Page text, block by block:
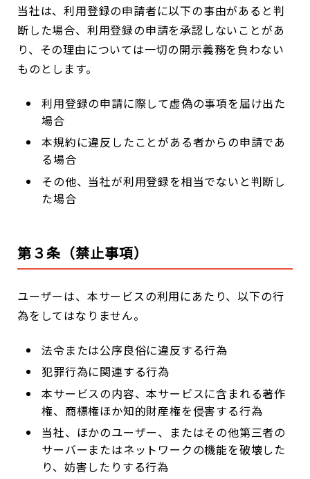
当社は、利用登録の申請者に以下の事由があると判
断した場合、利用登録の申請を承認しないことがあ
り、その理由については一切の開示義務を負わない
ものとします。
利用登録の申請に際して虚偽の事項を届け出た
場合
本規約に違反したことがある者からの申請であ
る場合
その他、当社が利用登録を相当でないと判断し
た場合
第３条（禁止事項）
ユーザーは、本サービスの利用にあたり、以下の行
為をしてはなりません。
法令または公序良俗に違反する行為
犯罪行為に関連する行為
本サービスの内容、本サービスに含まれる著作
権、商標権ほか知的財産権を侵害する行為
当社、ほかのユーザー、またはその他第三者の
サーバーまたはネットワークの機能を破壊した
り、妨害したりする行為